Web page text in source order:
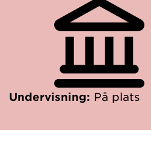
Undervisning: På plats